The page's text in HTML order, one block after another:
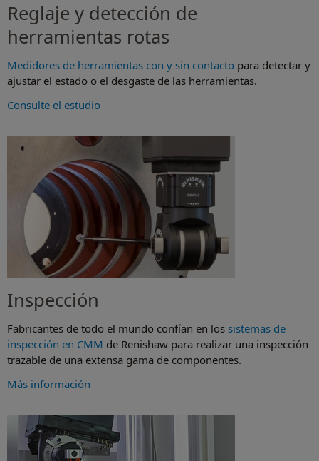
Reglaje y detección de
herramientas rotas
Medidores de herramientas con y sin contacto para detectar y
ajustar el estado o el desgaste de las herramientas.
Consulte el estudio
Inspección
Fabricantes de todo el mundo confían en los sistemas de
inspección en CMM de Renishaw para realizar una inspección
trazable de una extensa gama de componentes.
Más información